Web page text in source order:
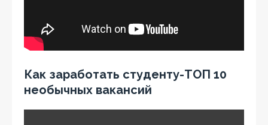
Как заработать студенту-ТОП 10
необычных вакансий